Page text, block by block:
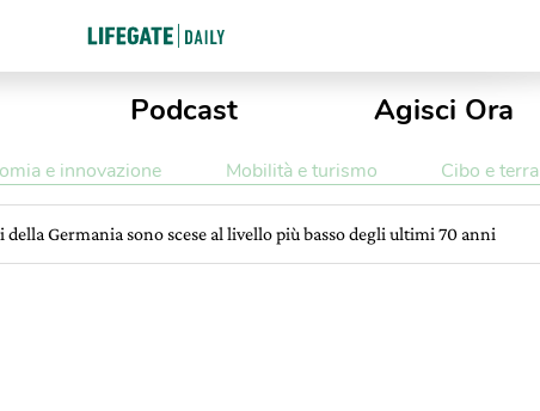
Podcast Agisci Ora
e innovazione Mobilità e turismo Cibo e terra
Germania sono scese al livello più basso degli ultimi 70 anni